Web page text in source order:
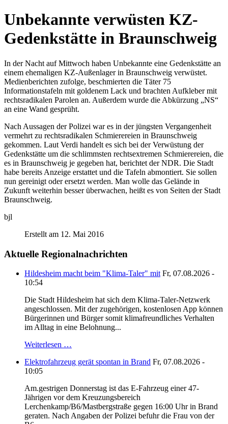
Unbekannte verwüsten KZ-
Gedenkstätte in Braunschweig
In der Nacht auf Mittwoch haben Unbekannte eine Gedenkstätte an
einem ehemaligen KZ-Außenlager in Braunschweig verwüstet.
Medienberichten zufolge, beschmierten die Täter 75
Informationstafeln mit goldenem Lack und brachten Aufkleber mit
rechtsradikalen Parolen an. Außerdem wurde die Abkürzung „NS“
an eine Wand gesprüht.
Nach Aussagen der Polizei war es in der jüngsten Vergangenheit
vermehrt zu rechtsradikalen Schmierereien in Braunschweig
gekommen. Laut Verdi handelt es sich bei der Verwüstung der
Gedenkstätte um die schlimmsten rechtsextremen Schmierereien, die
es in Braunschweig je gegeben hat, berichtet der NDR. Die Stadt
habe bereits Anzeige erstattet und die Tafeln abmontiert. Sie sollen
nun gereinigt oder ersetzt werden. Man wolle das Gelände in
Zukunft weiterhin besser überwachen, heißt es von Seiten der Stadt
Braunschweig.
bjl
Erstellt am 12. Mai 2016
Aktuelle Regionalnachrichten
Hildesheim macht beim "Klima-Taler" mit Fr, 07.08.2026 -
10:54
Die Stadt Hildesheim hat sich dem Klima-Taler-Netzwerk
angeschlossen. Mit der zugehörigen, kostenlosen App können
Bürgerinnen und Bürger somit klimafreundliches Verhalten
im Alltag in eine Belohnung...
Weiterlesen …
Elektrofahrzeug gerät spontan in Brand Fr, 07.08.2026 -
10:05
Am.gestrigen Donnerstag ist das E-Fahrzeug einer 47-
Jährigen vor dem Kreuzungsbereich
Lerchenkamp/B6/Mastbergstraße gegen 16:00 Uhr in Brand
geraten. Nach Angaben der Polizei befuhr die Frau von der